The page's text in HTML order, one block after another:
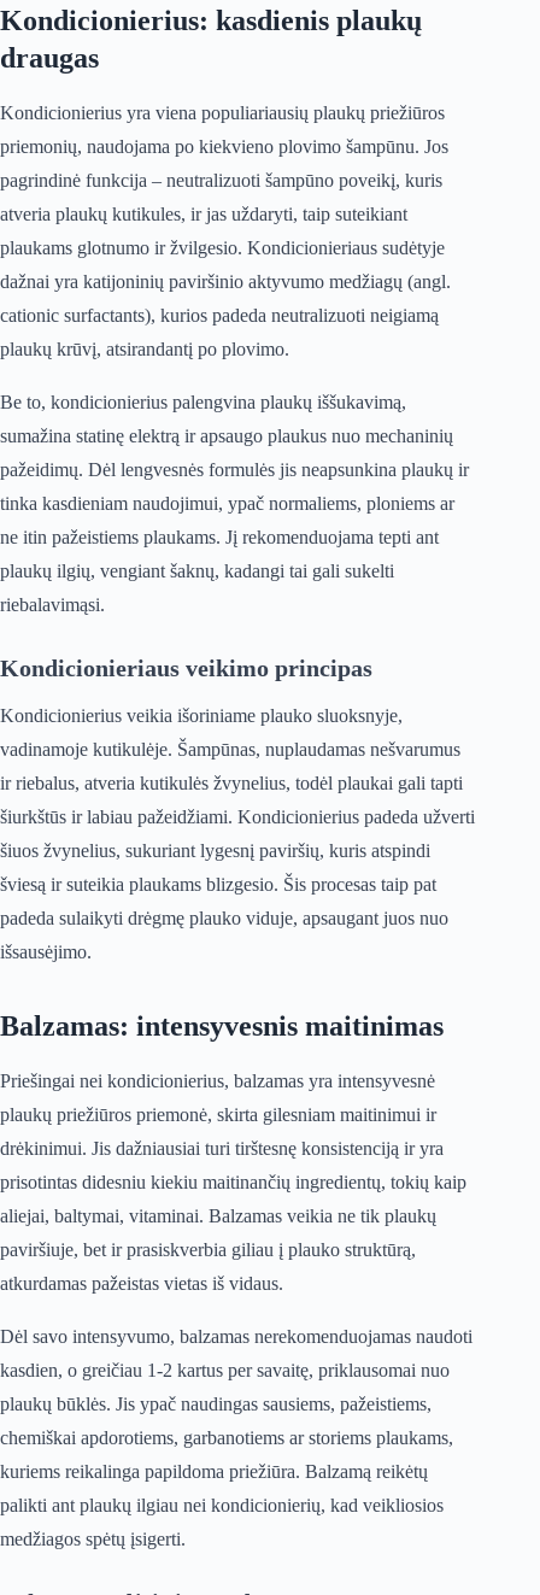
Kondicionierius: kasdienis plaukų
draugas
Kondicionierius yra viena populiariausių plaukų priežiūros
priemonių, naudojama po kiekvieno plovimo šampūnu. Jos
pagrindinė funkcija – neutralizuoti šampūno poveikį, kuris
atveria plaukų kutikules, ir jas uždaryti, taip suteikiant
plaukams glotnumo ir žvilgesio. Kondicionieriaus sudėtyje
dažnai yra katijoninių paviršinio aktyvumo medžiagų (angl.
cationic surfactants), kurios padeda neutralizuoti neigiamą
plaukų krūvį, atsirandantį po plovimo.
Be to, kondicionierius palengvina plaukų iššukavimą,
sumažina statinę elektrą ir apsaugo plaukus nuo mechaninių
pažeidimų. Dėl lengvesnės formulės jis neapsunkina plaukų ir
tinka kasdieniam naudojimui, ypač normaliems, ploniems ar
ne itin pažeistiems plaukams. Jį rekomenduojama tepti ant
plaukų ilgių, vengiant šaknų, kadangi tai gali sukelti
riebalavimąsi.
Kondicionieriaus veikimo principas
Kondicionierius veikia išoriniame plauko sluoksnyje,
vadinamoje kutikulėje. Šampūnas, nuplaudamas nešvarumus
ir riebalus, atveria kutikulės žvynelius, todėl plaukai gali tapti
šiurkštūs ir labiau pažeidžiami. Kondicionierius padeda užverti
šiuos žvynelius, sukuriant lygesnį paviršių, kuris atspindi
šviesą ir suteikia plaukams blizgesio. Šis procesas taip pat
padeda sulaikyti drėgmę plauko viduje, apsaugant juos nuo
išsausėjimo.
Balzamas: intensyvesnis maitinimas
Priešingai nei kondicionierius, balzamas yra intensyvesnė
plaukų priežiūros priemonė, skirta gilesniam maitinimui ir
drėkinimui. Jis dažniausiai turi tirštesnę konsistenciją ir yra
prisotintas didesniu kiekiu maitinančių ingredientų, tokių kaip
aliejai, baltymai, vitaminai. Balzamas veikia ne tik plaukų
paviršiuje, bet ir prasiskverbia giliau į plauko struktūrą,
atkurdamas pažeistas vietas iš vidaus.
Dėl savo intensyvumo, balzamas nerekomenduojamas naudoti
kasdien, o greičiau 1-2 kartus per savaitę, priklausomai nuo
plaukų būklės. Jis ypač naudingas sausiems, pažeistiems,
chemiškai apdorotiems, garbanotiems ar storiems plaukams,
kuriems reikalinga papildoma priežiūra. Balzamą reikėtų
palikti ant plaukų ilgiau nei kondicionierių, kad veikliosios
medžiagos spėtų įsigerti.